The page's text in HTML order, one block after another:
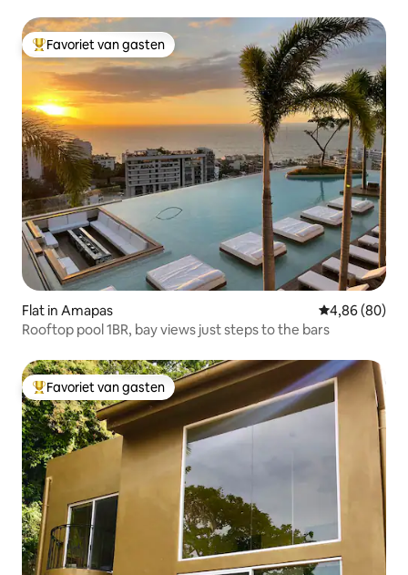
Topfavoriet van gasten
Favoriet van gasten
Flat in Amapas Gemiddelde
4,86 (80)
Rooftop pool 1BR, bay views just steps to the bars
Topfavoriet van gasten
Favoriet van gasten